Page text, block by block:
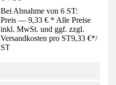
Bei Abnahme von 6 ST:
Preis — 9,33 € * Alle Preise
inkl. MwSt. und ggf. zzgl.
Versandkosten pro ST9,33 €*/
ST